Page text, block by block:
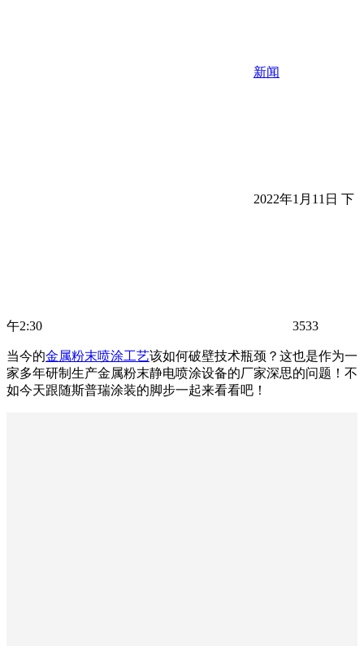
新闻
2022年1月11日 下
午2:30 3533
当今的金属粉末喷涂工艺该如何破壁技术瓶颈？这也是作为一
家多年研制生产金属粉末静电喷涂设备的厂家深思的问题！不
如今天跟随斯普瑞涂装的脚步一起来看看吧！